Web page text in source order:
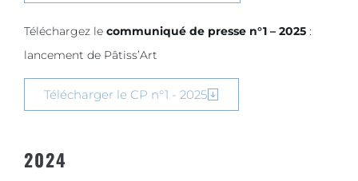
Téléchargez le communiqué de presse n°1 – 2025 :
lancement de Pâtiss’Art
Télécharger le CP n°1 - 2025
2024